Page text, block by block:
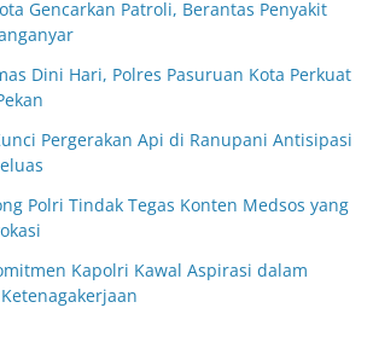
Gencarkan Patroli, Berantas Penyakit
Dini Hari, Polres Pasuruan Kota Perkuat
Pergerakan Api di Ranupani Antisipasi
Polri Tindak Tegas Konten Medsos yang
Kapolri Kawal Aspirasi dalam